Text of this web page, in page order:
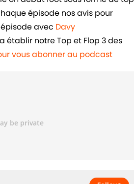
épisode nos avis pour
avec Davy
établir notre Top et Flop 3 des
vous abonner au podcast